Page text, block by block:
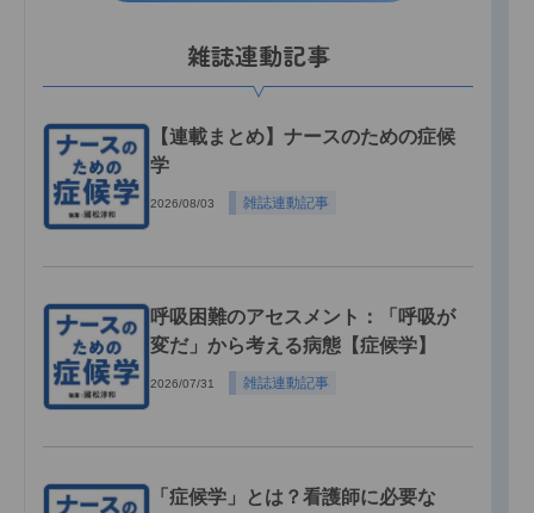
雑誌連動記事
【連載まとめ】ナースのための症候
学
2026/08/03 雑誌連動記事
呼吸困難のアセスメント：「呼吸が
変だ」から考える病態【症候学】
2026/07/31 雑誌連動記事
「症候学」とは？看護師に必要な